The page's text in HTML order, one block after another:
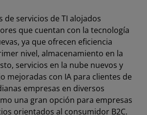
de servicios de TI alojados
que cuentan con la tecnología
ya que ofrecen eficiencia
nivel, almacenamiento en la
servicios en la nube nuevos y
mejoradas con IA para clientes de
empresas en diversos
una gran opción para empresas
orientados al consumidor B2C.